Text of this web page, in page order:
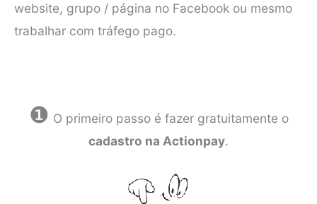
website, grupo / página no Facebook ou mesmo
trabalhar com tráfego pago.
❶ O primeiro passo é fazer gratuitamente o
cadastro na Actionpay.